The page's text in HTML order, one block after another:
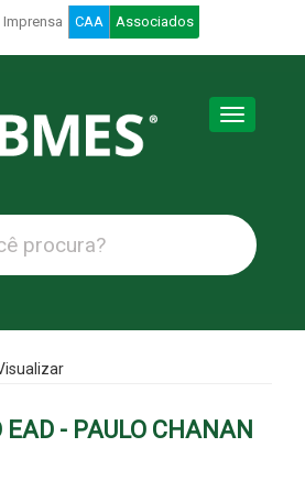
Imprensa CAA Associados
Toggle
EAD - PAULO CHANAN